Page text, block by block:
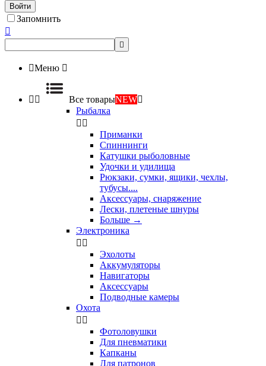
Войти
Запомнить


Меню 
  Все товарыNEW
Рыбалка
 
Приманки
Спиннинги
Катушки рыболовные
Удочки и удилища
Рюкзаки, сумки, ящики, чехлы,
тубусы....
Аксессуары, снаряжение
Лески, плетеные шнуры
Больше →
Электроника
 
Эхолоты
Аккумуляторы
Навигаторы
Аксессуары
Подводные камеры
Охота
 
Фотоловушки
Для пневматики
Капканы
Для патронов